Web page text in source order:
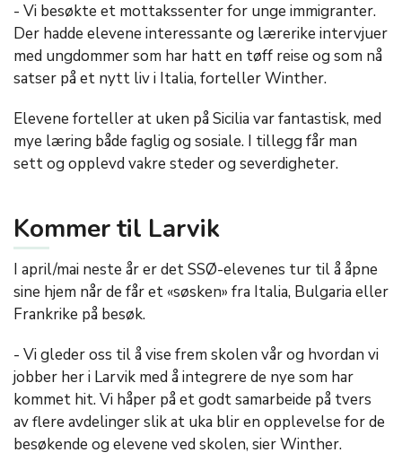
- Vi besøkte et mottakssenter for unge immigranter.
Der hadde elevene interessante og lærerike intervjuer
med ungdommer som har hatt en tøff reise og som nå
satser på et nytt liv i Italia, forteller Winther.
Elevene forteller at uken på Sicilia var fantastisk, med
mye læring både faglig og sosiale. I tillegg får man
sett og opplevd vakre steder og severdigheter.
Kommer til Larvik
I april/mai neste år er det SSØ-elevenes tur til å åpne
sine hjem når de får et «søsken» fra Italia, Bulgaria eller
Frankrike på besøk.
- Vi gleder oss til å vise frem skolen vår og hvordan vi
jobber her i Larvik med å integrere de nye som har
kommet hit. Vi håper på et godt samarbeide på tvers
av flere avdelinger slik at uka blir en opplevelse for de
besøkende og elevene ved skolen, sier Winther.